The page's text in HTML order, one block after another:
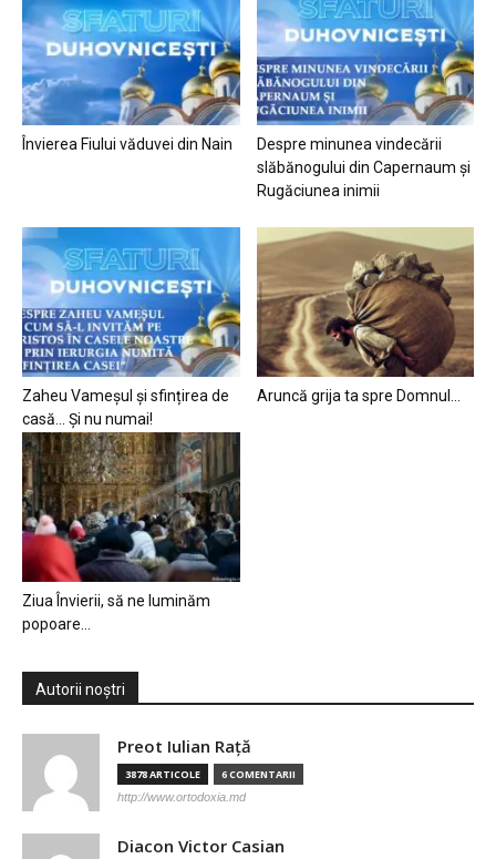
Învierea Fiului văduvei din Nain
Despre minunea vindecării
slăbănogului din Capernaum și
Rugăciunea inimii
Zaheu Vameșul și sfințirea de
casă… Și nu numai!
Aruncă grija ta spre Domnul…
Ziua Învierii, să ne luminăm
popoare…
Autorii noștri
Preot Iulian Raţă
3878 ARTICOLE 6 COMENTARII
http://www.ortodoxia.md
Diacon Victor Casian